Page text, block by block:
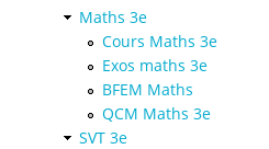
Maths 3e
Cours Maths 3e
Exos maths 3e
BFEM Maths
QCM Maths 3e
SVT 3e